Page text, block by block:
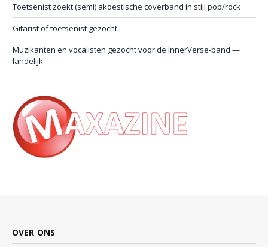
Toetsenist zoekt (semi) akoestische coverband in stijl pop/rock
Gitarist of toetsenist gezocht
Muzikanten en vocalisten gezocht voor de InnerVerse-band —
landelijk
OVER ONS